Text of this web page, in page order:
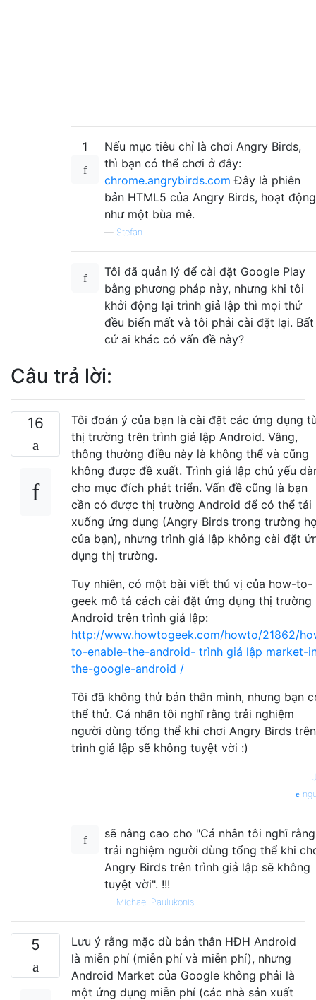
1
Nếu mục tiêu chỉ là chơi Angry Birds,
thì bạn có thể chơi ở đây:
chrome.angrybirds.com Đây là phiên
bản HTML5 của Angry Birds, hoạt động
như một bùa mê.
— Stefan
Tôi đã quản lý để cài đặt Google Play
bằng phương pháp này, nhưng khi tôi
khởi động lại trình giả lập thì mọi thứ
đều biến mất và tôi phải cài đặt lại. Bất
cứ ai khác có vấn đề này?
Câu trả lời:
16
Tôi đoán ý của bạn là cài đặt các ứng dụng
thị trường trên trình giả lập Android. Vâng,
thông thường điều này là không thể và cũng
không được đề xuất. Trình giả lập chủ yếu
cho mục đích phát triển. Vấn đề cũng là bạn
cần có được thị trường Android để có thể tải
xuống ứng dụng (Angry Birds trong trường
của bạn), nhưng trình giả lập không cài đặt
dụng thị trường.
Tuy nhiên, có một bài viết thú vị của how-to-
geek mô tả cách cài đặt ứng dụng thị trường
Android trên trình giả lập:
http://www.howtogeek.com/howto/21862/
to-enable-the-android- trình giả lập market-
the-google-android /
Tôi đã không thử bản thân mình, nhưng bạn
thể thử. Cá nhân tôi nghĩ rằng trải nghiệm
người dùng tổng thể khi chơi Angry Birds trên
trình giả lập sẽ không tuyệt vời :)
—
sẽ nâng cao cho "Cá nhân tôi nghĩ rằng
trải nghiệm người dùng tổng thể khi
Angry Birds trên trình giả lập sẽ không
tuyệt vời". !!!
— Michael Paulukonis
5
Lưu ý rằng mặc dù bản thân HĐH Android
là miễn phí (miễn phí và miễn phí), nhưng
Android Market của Google không phải là
một ứng dụng miễn phí (các nhà sản xuất